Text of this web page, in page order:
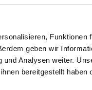
Funktionen
geben wir
Analysen weiter.
bereitgestellt